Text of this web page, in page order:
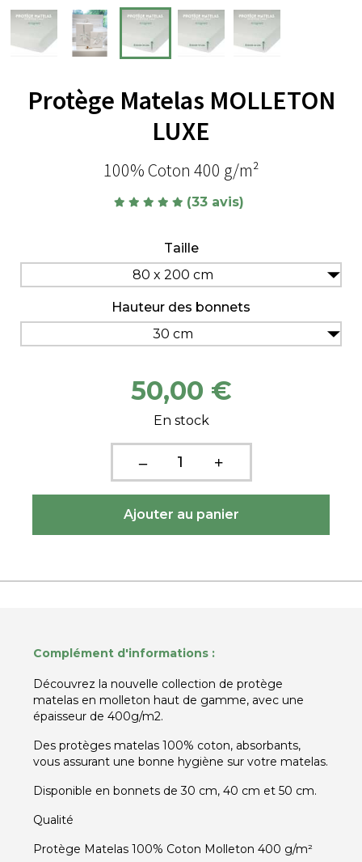
Protège Matelas MOLLETON
LUXE
100% Coton 400 g/m²
(33 avis)
Taille
80 x 200 cm
Hauteur des bonnets
30 cm
50,00 €
En stock
Complément d'informations :
Découvrez la nouvelle collection de protège
matelas en molleton haut de gamme, avec une
épaisseur de 400g/m2.
Des protèges matelas 100% coton, absorbants,
vous assurant une bonne hygiène sur votre matelas.
Disponible en bonnets de 30 cm, 40 cm et 50 cm.
Qualité
Protège Matelas 100% Coton Molleton 400 g/m²